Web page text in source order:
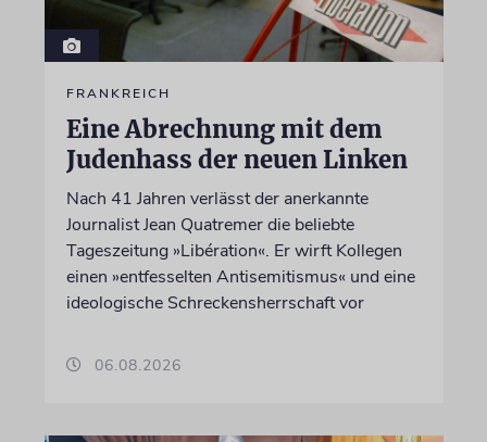
FRANKREICH
Eine Abrechnung mit dem
Judenhass der neuen Linken
Nach 41 Jahren verlässt der anerkannte
Journalist Jean Quatremer die beliebte
Tageszeitung »Libération«. Er wirft Kollegen
einen »entfesselten Antisemitismus« und eine
ideologische Schreckensherrschaft vor
06.08.2026